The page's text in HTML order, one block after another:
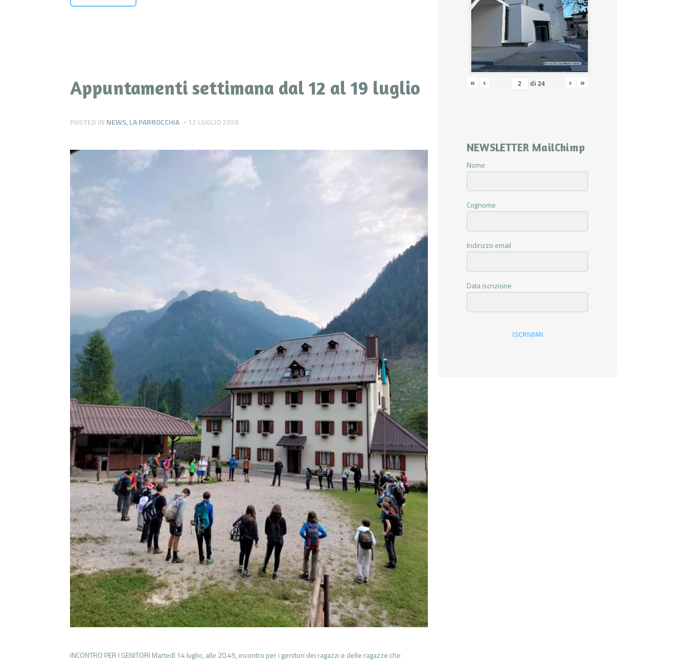
Appuntamenti settimana dal 12 al 19 luglio
POSTED IN NEWS,LA PARROCCHIA 12 LUGLIO 2026
INCONTRO PER I GENITORI Martedì 14 luglio, alle 20.45, incontro per i genitori dei ragazzi e delle ragazze che
« ‹ di 24 › »
NEWSLETTER MailChimp
Nome
Cognome
Indirizzo email
Data iscrizione
ISCRIVIMI